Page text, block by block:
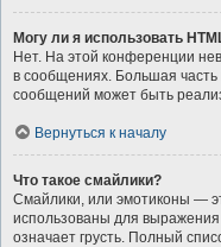
Могу ли я использовать
Нет. На этой конференции
в сообщениях. Большая
сообщений может быть
Вернуться к началу
Что такое смайлики?
Смайлики, или эмотиконы —
использованы для выражения
означает грусть. Полный